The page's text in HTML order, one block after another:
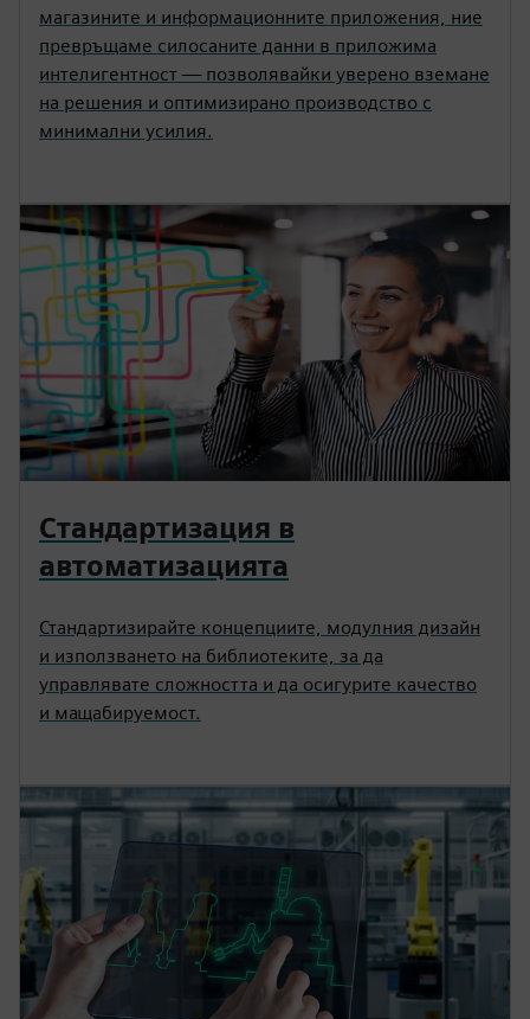
магазините и информационните приложения, ние
превръщаме силосаните данни в приложима
интелигентност — позволявайки уверено вземане
на решения и оптимизирано производство с
минимални усилия.
Стандартизация в
автоматизацията
Стандартизирайте концепциите, модулния дизайн
и използването на библиотеките, за да
управлявате сложността и да осигурите качество
и мащабируемост.